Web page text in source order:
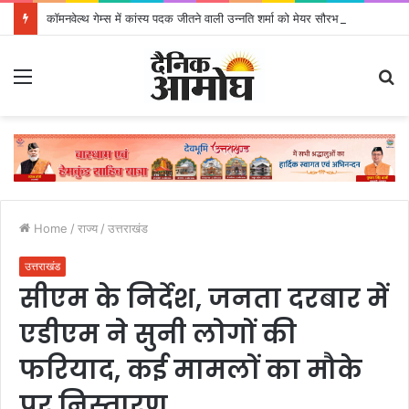
Home / राज्य / उत्तराखंड
उत्तराखंड
सीएम के निर्देश, जनता दरबार में
एडीएम ने सुनी लोगों की
फरियाद, कई मामलों का मौके